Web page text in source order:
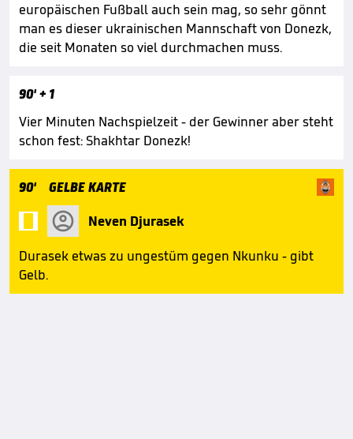
europäischen Fußball auch sein mag, so sehr gönnt
man es dieser ukrainischen Mannschaft von Donezk,
die seit Monaten so viel durchmachen muss.
90'+ 1
Vier Minuten Nachspielzeit - der Gewinner aber steht
schon fest: Shakhtar Donezk!
90' GELBE KARTE
Neven Djurasek
Durasek etwas zu ungestüm gegen Nkunku - gibt
Gelb.